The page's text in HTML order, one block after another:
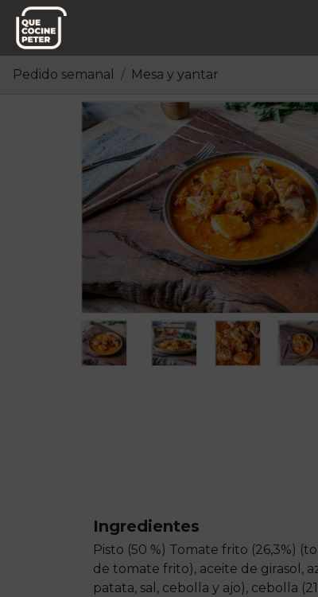
Pedido semanal Mesa y yantar
Ingredientes
Pisto (50 %) Tomate frito (26,3%)
de tomate frito), aceite de girasol,
patata, sal, cebolla y ajo), cebolla